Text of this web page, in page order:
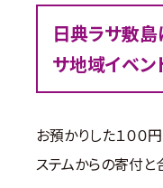
日典ラサ敷島
サ地域イベン
お預かりした１００
ステムからの寄付と